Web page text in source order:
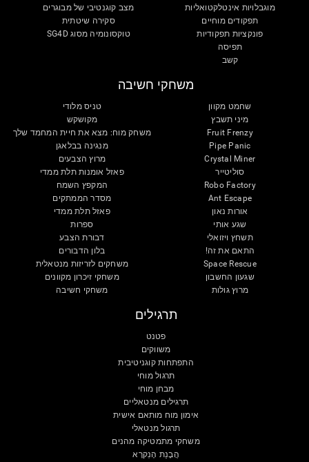
מוגבלויות אינטלקטואליות
תפקודים מוחיים
פונקציות תפקודיות
תפיסה
קשב
מצב קוגנטיבי של מבוגרים
סקירה שיטתית
טוקסונומיה מסוג SG4D
משחקי חשיבה
שחמט מקוון
מיני תשבץ
Fruit Frenzy
Pipe Panic
Crystal Miner
סוליטייר
Robo Factory
Ant Escape
אורות נאון
שגע אותי
תשחץ ויזואלי
התאם את זה!
Space Rescue
שגעון החשבון
מרוץ גולות
טניס מלודי
מקושקש
משחק מוח: מצא את חיית המחמד שלך
מנגינה בבלאגן
מרוץ הצבעים
פאזל אומנות תלת ממדי
המקפץ השמח
מסדר הממתקים
פאזל תלת ממדי
ספרות
דבורת הצבע
בלון הדבורים
משחקים לזריזות מנטאלית
משחקי זיכרון מקוונים
משחקי חשיבה
תרגילים
פטנט
משווקים
התפתחות קוגניטיבית
תרגול מוחי
מבחן מוחי
תרגילים מנטאליים
אימון מוח מותאם אישית
תרגול מנטאלי
משחקי מתמטיקה מהנים
הֲבָנַת הָנִקרָא